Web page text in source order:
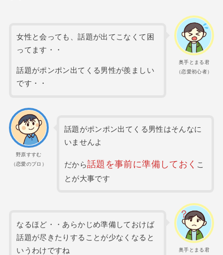
奥手とまる君
（恋愛初心者）
女性と会っても、話題が出てこなくて困
ってます・・
話題がポンポン出てくる男性が羨ましい
です・・
野原すすむ
（恋愛のプロ）
話題がポンポン出てくる男性はそんなに
いませんよ
だから話題を事前に準備しておく こ
とが大事です
奥手とまる君
なるほど・・あらかじめ準備しておけば
話題が尽きたりすることが少なくなると
いうわけですね